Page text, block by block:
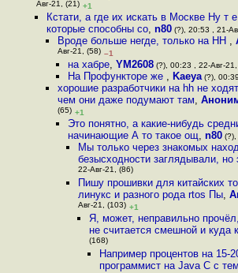
Авг-21, (21) +1
Кстати, а где их искать в Москве Ну т
которые способны со,n80 (?), 20:53 , 21-
Вроде больше негде, только на HH ,
Авг-21, (58) –1
на хабре, YM2608(?), 00:23 , 22-Авг-21,
На Профункторе же , Kaeya(?),
хорошие разработчики на hh не
чем они даже подумают там,
(65) +1
Это понятно, а какие-нибудь
начинающие А то такое ощ, n80(?),
Мы только через знакомых
безысходности заглядывали, но
22-Авг-21, (86)
Пишу прошивки для китайских
линукс и разного рода rtos Пы,
Авг-21, (103) +1
Я, может, неправильно
не считается смешной и куда к
(168)
Например процентов на 15-
программист на Java C с